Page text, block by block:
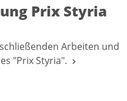
Prix Styria
Arbeiten und
"Prix Styria".